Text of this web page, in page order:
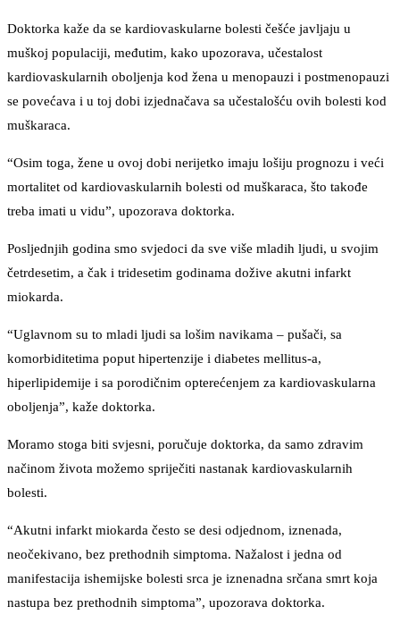
Doktorka kaže da se kardiovaskularne bolesti češće javljaju u
muškoj populaciji, međutim, kako upozorava, učestalost
kardiovaskularnih oboljenja kod žena u menopauzi i postmenopauzi
se povećava i u toj dobi izjednačava sa učestalošću ovih bolesti kod
muškaraca.
“Osim toga, žene u ovoj dobi nerijetko imaju lošiju prognozu i veći
mortalitet od kardiovaskularnih bolesti od muškaraca, što takođe
treba imati u vidu”, upozorava doktorka.
Posljednjih godina smo svjedoci da sve više mladih ljudi, u svojim
četrdesetim, a čak i tridesetim godinama dožive akutni infarkt
miokarda.
“Uglavnom su to mladi ljudi sa lošim navikama – pušači, sa
komorbiditetima poput hipertenzije i diabetes mellitus-a,
hiperlipidemije i sa porodičnim opterećenjem za kardiovaskularna
oboljenja”, kaže doktorka.
Moramo stoga biti svjesni, poručuje doktorka, da samo zdravim
načinom života možemo spriječiti nastanak kardiovaskularnih
bolesti.
“Akutni infarkt miokarda često se desi odjednom, iznenada,
neočekivano, bez prethodnih simptoma. Nažalost i jedna od
manifestacija ishemijske bolesti srca je iznenadna srčana smrt koja
nastupa bez prethodnih simptoma”, upozorava doktorka.